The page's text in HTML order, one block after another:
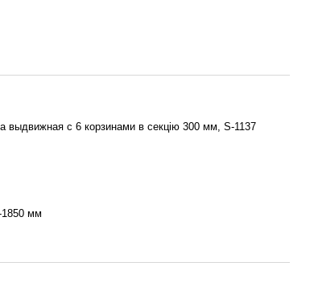
выдвижная с 6 корзинами в секцію 300 мм, S-1137
1850 мм